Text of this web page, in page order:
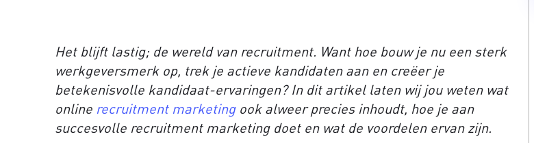
Het blijft lastig; de wereld van recruitment. Want hoe bouw je nu een sterk
werkgeversmerk op, trek je actieve kandidaten aan en creëer je
betekenisvolle kandidaat-ervaringen? In dit artikel laten wij jou weten wat
online recruitment marketingook alweer precies inhoudt, hoe je aan
succesvolle recruitment marketing doet en wat de voordelen ervan zijn.